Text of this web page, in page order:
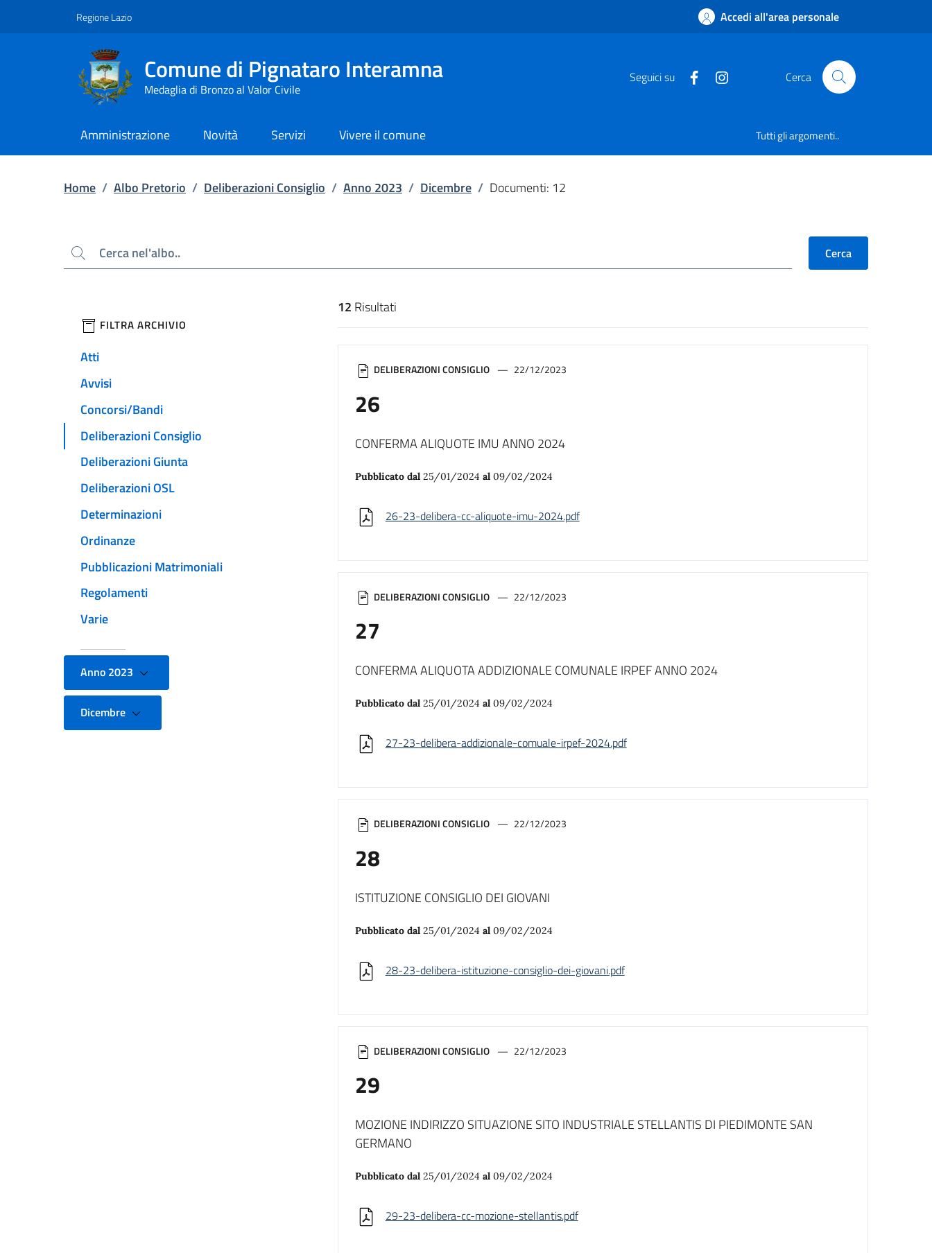
Regione Lazio Accedi all'area personale
Comune di Pignataro Interamna
Medaglia di Bronzo al Valor Civile
Seguici su Cerca
Amministrazione Novità Servizi Vivere il comune Tutti gli argomenti..
Home / Albo Pretorio / Deliberazioni Consiglio / Anno 2023 / Dicembre / Documenti: 12
Cerca Cerca
filtri da applicare
FILTRA ARCHIVIO
Atti
Avvisi
Concorsi/Bandi
Deliberazioni Consiglio
Deliberazioni Giunta
Deliberazioni OSL
Determinazioni
Ordinanze
Pubblicazioni Matrimoniali
Regolamenti
Varie
Anno 2023
Dicembre
Risultati di ricerca
12 Risultati
DELIBERAZIONI CONSIGLIO 22/12/2023
26
CONFERMA ALIQUOTE IMU ANNO 2024
Pubblicato dal 25/01/2024 al09/02/2024
26-23-delibera-cc-aliquote-imu-2024.pdf
DELIBERAZIONI CONSIGLIO 22/12/2023
27
CONFERMA ALIQUOTA ADDIZIONALE COMUNALE IRPEF ANNO 2024
Pubblicato dal 25/01/2024 al09/02/2024
27-23-delibera-addizionale-comuale-irpef-2024.pdf
DELIBERAZIONI CONSIGLIO 22/12/2023
28
ISTITUZIONE CONSIGLIO DEI GIOVANI
Pubblicato dal 25/01/2024 al09/02/2024
28-23-delibera-istituzione-consiglio-dei-giovani.pdf
DELIBERAZIONI CONSIGLIO 22/12/2023
29
MOZIONE INDIRIZZO SITUAZIONE SITO INDUSTRIALE STELLANTIS DI PIEDIMONTE SAN
GERMANO
Pubblicato dal 25/01/2024 al09/02/2024
29-23-delibera-cc-mozione-stellantis.pdf